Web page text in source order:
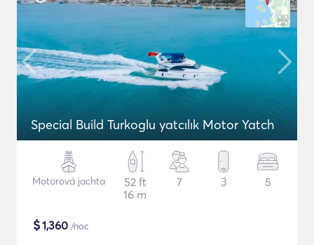
Special Build Turkoglu yatcılık Motor Yatch
Motorová jachta
52 ft
16 m
7 3 5
$1,360 /noc